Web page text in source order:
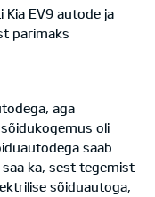
EV9 autode ja
parimaks
aga
oli
saab
ka, sest tegemist
sõiduautoga,